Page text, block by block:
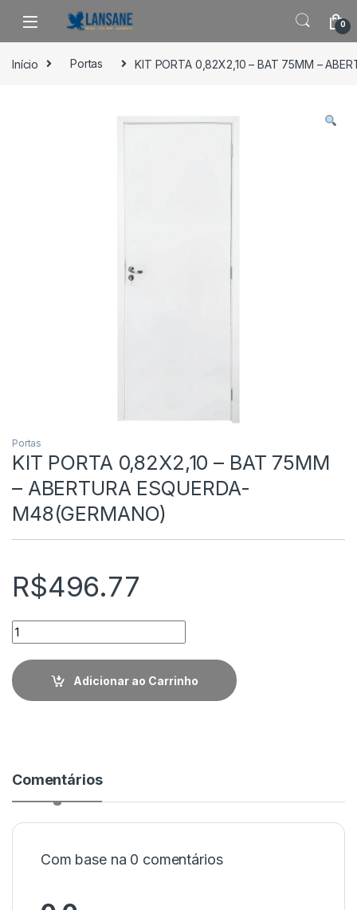
Saltar para navegação
Pular para o conteúdo
0
Início Portas KIT PORTA 0,82X2,10 – BAT 75MM –
Portas
KIT PORTA 0,82X2,10 – BAT 75MM
– ABERTURA ESQUERDA-
M48(GERMANO)
R$496.77
Quantidade
Adicionar ao Carrinho
Comentários
Com base na 0 comentários